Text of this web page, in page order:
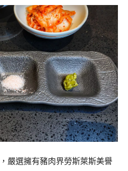
，嚴選擁有豬肉界勞斯萊斯美譽